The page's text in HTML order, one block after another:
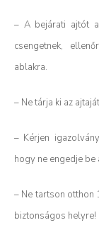
– A bejárati ajtót
csengetnek,
ablakra.
– Ne tárja ki az
– Kérjen
hogy ne engedje be
– Ne tartson otthon
biztonságos helyre!